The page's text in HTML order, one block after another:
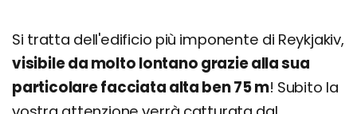
Si tratta dell'edificio più imponente di Reykjakiv,
visibile da molto lontano grazie alla sua
particolare facciata alta ben 75 m! Subito la